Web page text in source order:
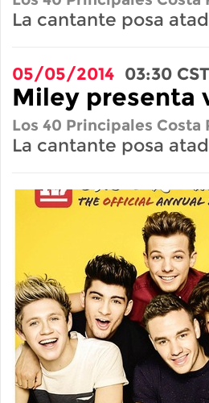
La cantante posa
05/05/2014 03:30 CST
Miley presenta
Los 40 Principales Costa
La cantante posa